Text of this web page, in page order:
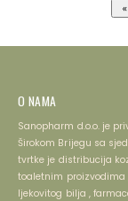
O NAMA
Sanopharm d.o.o. je
Širokom Brijegu sa
tvrtke je distribucija
toaletnim proizvodima
ljekovitog bilja ,